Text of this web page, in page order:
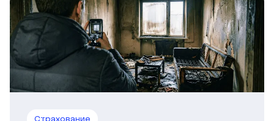
Страхование